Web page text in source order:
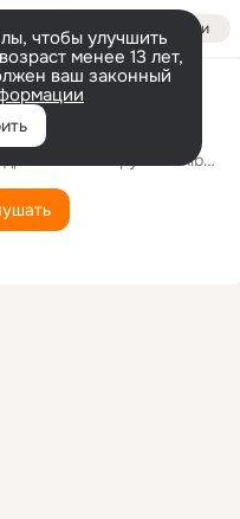
Войти
чтобы улучшить
менее 13 лет,
ваш законный
Александр Устюгов и группа Ekibastuz